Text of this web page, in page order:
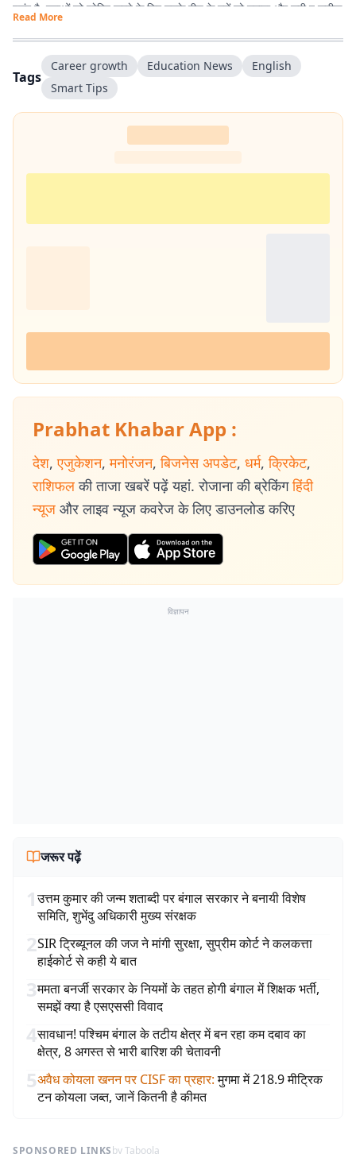
पसंद है. युवाओं को प्रेरित करने के लिए उनके बीच के मुद्दों को उठाना और सही व सटीक
जानकारी देना ही उनकी प्राथमिकता है.
Read More
Tags
Career growth Education News
English
Smart Tips
Prabhat Khabar App :
देश, एजुकेशन, मनोरंजन, बिजनेस अपडेट, धर्म, क्रिकेट,
राशिफल की ताजा खबरें पढ़ें यहां. रोजाना की ब्रेकिंग हिंदी
न्यूज और लाइव न्यूज कवरेज के लिए डाउनलोड करिए
विज्ञापन
जरूर पढ़ें
1उत्तम कुमार की जन्म शताब्दी पर बंगाल सरकार ने बनायी विशेष
समिति, शुभेंदु अधिकारी मुख्य संरक्षक
2SIR ट्रिब्यूनल की जज ने मांगी सुरक्षा, सुप्रीम कोर्ट ने कलकत्ता
हाईकोर्ट से कही ये बात
3ममता बनर्जी सरकार के नियमों के तहत होगी बंगाल में शिक्षक भर्ती,
समझें क्या है एसएससी विवाद
4सावधान! पश्चिम बंगाल के तटीय क्षेत्र में बन रहा कम दबाव का
क्षेत्र, 8 अगस्त से भारी बारिश की चेतावनी
5अवैध कोयला खनन पर CISF का प्रहार: मुगमा में 218.9 मीट्रिक
टन कोयला जब्त, जानें कितनी है कीमत
SPONSORED LINKSby Taboola